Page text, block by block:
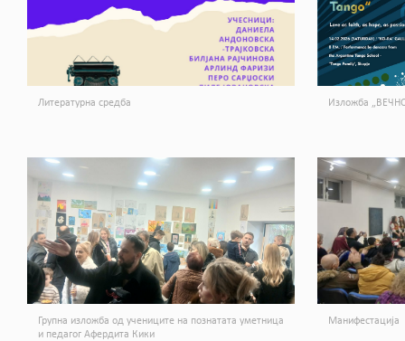
Литературна средба Изложба
Групна изложба од учениците на познатата уметница
и педагог Афердита Кики
Манифестација